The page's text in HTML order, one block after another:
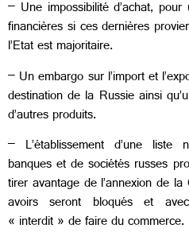
– Une impossibilité d’achat,
financières si ces dernières
l’Etat est majoritaire.
– Un embargo sur l’import et
destination de la Russie ainsi
d’autres produits.
– L’établissement d’une liste
banques et de sociétés russes
tirer avantage de l’annexion de
avoirs seront bloqués et
« interdit » de faire du commerce.